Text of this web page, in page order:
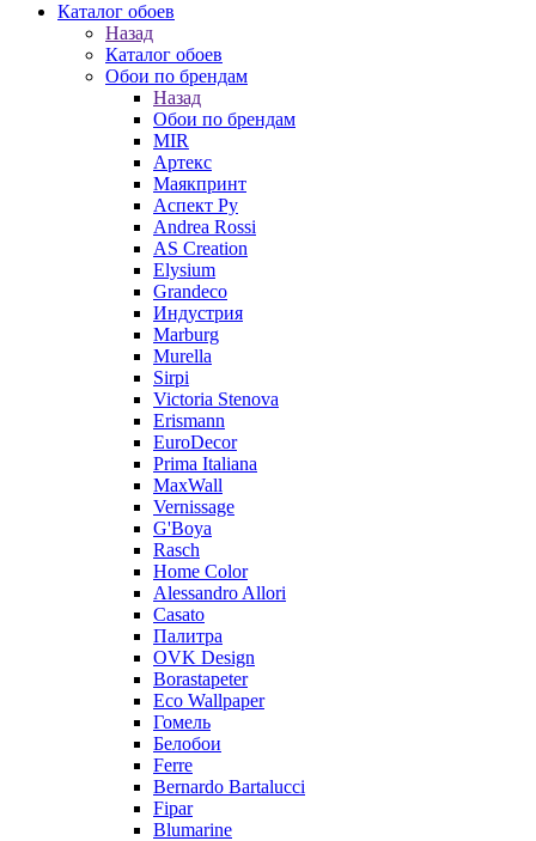
Каталог обоев
Назад
Каталог обоев
Обои по брендам
Назад
Обои по брендам
MIR
Артекс
Маякпринт
Аспект Ру
Andrea Rossi
AS Creation
Elysium
Grandeco
Индустрия
Marburg
Murella
Sirpi
Victoria Stenova
Erismann
EuroDecor
Prima Italiana
MaxWall
Vernissage
G'Boya
Rasch
Home Color
Alessandro Allori
Casato
Палитра
OVK Design
Borastapeter
Eco Wallpaper
Гомель
Белобои
Ferre
Bernardo Bartalucci
Fipar
Blumarine